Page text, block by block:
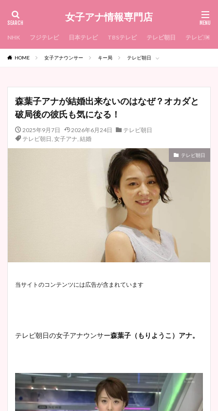
女子アナ情報専門店
NHK フジテレビ 日本テレビ TBSテレビ テレビ朝日 テレビ東京
HOME 女子アナウンサー キー局 テレビ朝日
森葉子アナが結婚出来ないのはなぜ？オカダと
破局後の彼氏も気になる！
2025年9月7日 2026年6月24日
テレビ朝日
テレビ朝日, 女子アナ, 結婚
テレビ朝日
当サイトのコンテンツには広告が含まれています
テレビ朝日の女子アナウンサー森葉子（もりようこ）アナ。